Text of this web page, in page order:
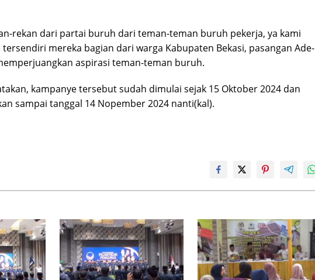
rekan dari partai buruh dari teman-teman buruh pekerja, ya kami
mereka bagian dari warga Kabupaten Bekasi, pasangan Ade-
aspirasi teman-teman buruh.
kampanye tersebut sudah dimulai sejak 15 Oktober 2024 dan
sampai tanggal 14 Nopember 2024 nanti(kal).